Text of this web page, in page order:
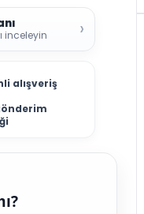
inceleyin ›
alışveriş